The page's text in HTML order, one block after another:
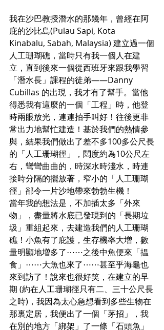
我在沙巴教授潛水的那幾年，曾經在阿
庇的沙比島(Pulau Sapi, Kota
Kinabalu, Sabah, Malaysia) 建立過一個
人工珊瑚礁，當時只有我一個人在建
立，直到後來一個從西班牙來跟我學習
「潛水長」課程的徒弟——Danny
Cubillas 的出現，我才有了幫手。當他
得悉我有這麼的一個「工程」時，他登
時兩眼放光，連連拍手叫好！往後更非
常出力地幫忙建造！基於我們的熱情參
與，結果我們做出了差不多100多公尺長
的「人工珊瑚徑」，闊度約為10公尺左
右，彎彎曲曲的，時深水時淺水，時連
接時分隔的擺放著，窄小的「人工珊瑚
徑」郤令一片沙地帶來勃勃生機！
當年我的想法是，不加插太多「外來
物」，盡量將水底已發現到的「長期垃
圾」重組起來，去建造我們的人工珊瑚
礁！小魚有了庇護，生存機率大増，數
量明顯地増多了⋯⋯之後中魚便來「揾
食」⋯⋯大魚也來了⋯⋯甚至乎海龜也
來到訪了！說來也很好笑，在建立的早
期 (約在人工珊瑚徑只有二、三十公尺長
之時)，我因為太心急想看到多些生物在
那裏定居，我便出了一個「茅招」，我
在別的地方「綁架」了一條「石頭魚」